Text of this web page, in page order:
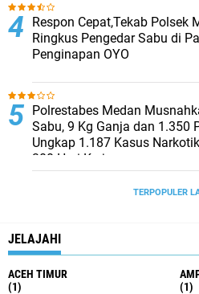
Respon Cepat,Tekab Polsek
Ringkus Pengedar Sabu di
Penginapan OYO
Polrestabes Medan
Sabu, 9 Kg Ganja dan 1.350
Ungkap 1.187 Kasus
300 Hari Kerja
TERPOPULER
JELAJAHI
ACEH TIMUR
(1)
(1)